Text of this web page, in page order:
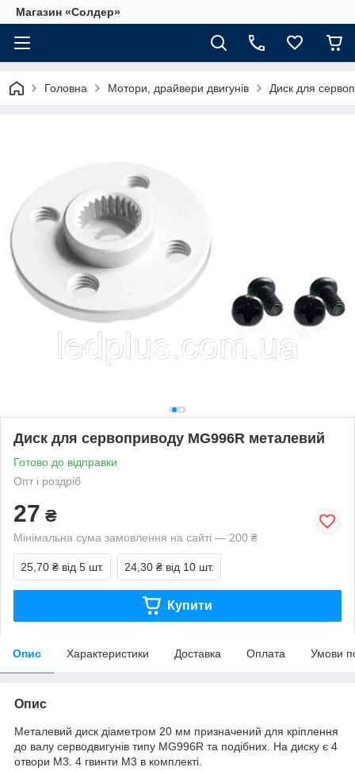
Магазин «Солдер»
Головна Мотори, драйвери двигунів Диск для
Диск для сервоприводу MG996R металевий
Готово до відправки
Опт і роздріб
27 ₴
Мінімальна сума замовлення на сайті — 200 ₴
25,70 ₴ від 5 шт. 24,30 ₴ від 10 шт.
Купити
Опис Характеристики Доставка Оплата Умови
Опис
Металевий диск діаметром 20 мм призначений для кріплення
до валу серводвигунів типу MG996R та подібних. На диску є 4
отвори М3. 4 гвинти М3 в комплекті.